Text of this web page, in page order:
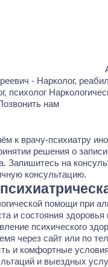
психолог
нам
к врачу-психиатру
решения о
Запишитесь на
консультацию.
помощи при
и состояния
психического
через сайт или по
и комфортные
и выездных